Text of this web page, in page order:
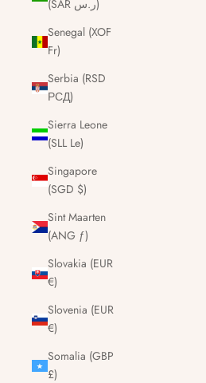
(SAR ر.س)
Senegal (XOF
Fr)
Serbia (RSD
РСД)
Sierra Leone
(SLL Le)
Singapore
(SGD $)
Sint Maarten
(ANG ƒ)
Slovakia (EUR
€)
Slovenia (EUR
€)
Somalia (GBP
£)